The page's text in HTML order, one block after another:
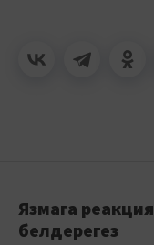
Язмага реакция
белдерегез